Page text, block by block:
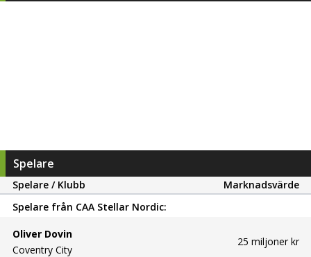
Spelare
Spelare / Klubb
Marknadsvärde
Spelare från CAA Stellar Nordic:
Oliver Dovin
Coventry City
25 miljoner kr